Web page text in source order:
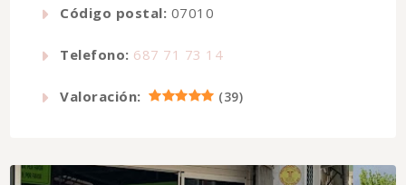
Código postal: 07010
Telefono: 687 71 73 14
Valoración: (39)